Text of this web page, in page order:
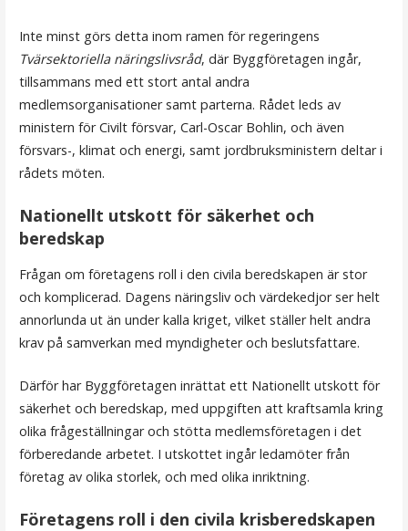
Inte minst görs detta inom ramen för regeringens
Tvärsektoriella näringslivsråd, där Byggföretagen ingår,
tillsammans med ett stort antal andra
medlemsorganisationer samt parterna. Rådet leds av
ministern för Civilt försvar, Carl-Oscar Bohlin, och även
försvars-, klimat och energi, samt jordbruksministern deltar i
rådets möten.
Nationellt utskott för säkerhet och
beredskap
Frågan om företagens roll i den civila beredskapen är stor
och komplicerad. Dagens näringsliv och värdekedjor ser helt
annorlunda ut än under kalla kriget, vilket ställer helt andra
krav på samverkan med myndigheter och beslutsfattare.
Därför har Byggföretagen inrättat ett Nationellt utskott för
säkerhet och beredskap, med uppgiften att kraftsamla kring
olika frågeställningar och stötta medlemsföretagen i det
förberedande arbetet. I utskottet ingår ledamöter från
företag av olika storlek, och med olika inriktning.
Företagens roll i den civila krisberedskapen